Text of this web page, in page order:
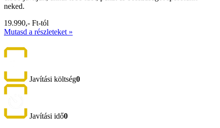
neked.
19.990,- Ft-tól
Mutasd a részleteket »
Javítási költség0
Javítási idő0